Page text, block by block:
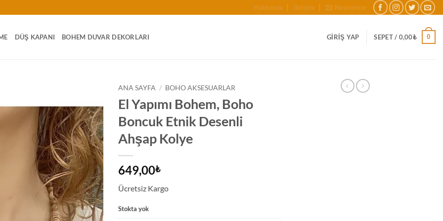
Hakkımda İletişim Newsletter
DÜŞ KAPANI BOHEM DUVAR DEKORLARI GIRIŞ YAP SEPET / 0,00₺ 0
ANA SAYFA / BOHO AKSESUARLAR
El Yapımı Bohem, Boho
Boncuk Etnik Desenli
Ahşap Kolye
649,00₺
Ücretsiz Kargo
Stokta yok